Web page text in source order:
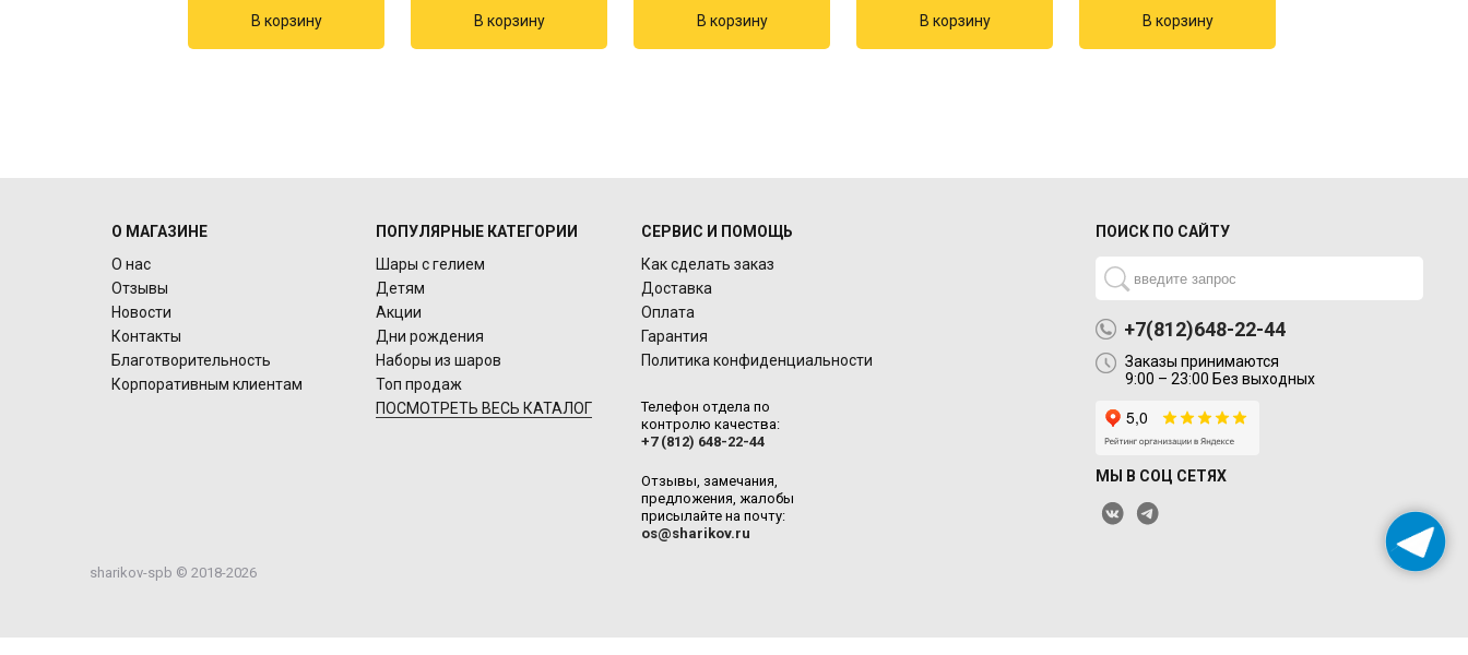
О МАГАЗИНЕ
О нас
Отзывы
Новости
Контакты
Благотворительность
Корпоративным клиентам
ПОПУЛЯРНЫЕ КАТЕГОРИИ
Шары с гелием
Детям
Акции
Дни рождения
Наборы из шаров
Топ продаж
ПОСМОТРЕТЬ ВЕСЬ КАТАЛОГ
СЕРВИС И ПОМОЩЬ
Как сделать заказ
Доставка
Оплата
Гарантия
Политика конфиденциальности
Телефон отдела по
контролю качества:
+7 (812) 648-22-44
Отзывы, замечания,
предложения, жалобы
присылайте на почту:
os@sharikov.ru
ПОИСК ПО САЙТУ
+7(812)648-22-44
Заказы принимаются
9:00 – 23:00 Без выходных
МЫ В СОЦ СЕТЯХ
sharikov-spb © 2018-2026